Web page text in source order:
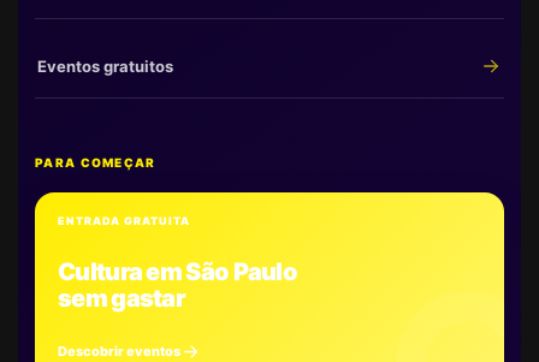
Eventos gratuitos
PARA COMEÇAR
ENTRADA GRATUITA
Cultura em São Paulo
sem gastar
Descobrir eventos